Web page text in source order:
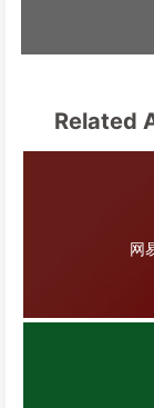
Related
网